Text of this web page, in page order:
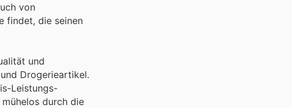
von
findet, die seinen
und
Drogerieartikel.
Leistungs-
durch die